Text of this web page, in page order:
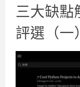
三大缺點
評選（一）